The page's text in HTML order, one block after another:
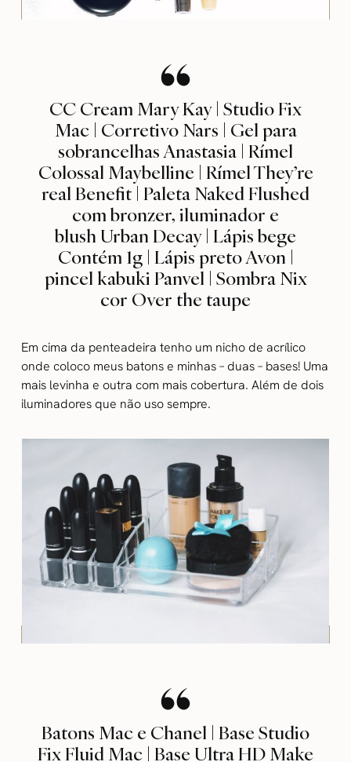
CC Cream Mary Kay | Studio Fix
Mac | Corretivo Nars | Gel para
sobrancelhas Anastasia | Rímel
Colossal Maybelline | Rímel They’re
real Benefit | Paleta Naked Flushed
com bronzer, iluminador e
blush Urban Decay | Lápis bege
Contém 1g | Lápis preto Avon |
pincel kabuki Panvel | Sombra Nix
cor Over the taupe
Em cima da penteadeira tenho um nicho de acrílico
onde coloco meus batons e minhas – duas – bases! Uma
mais levinha e outra com mais cobertura. Além de dois
iluminadores que não uso sempre.
Batons Mac e Chanel | Base Studio
Fix Fluid Mac | Base Ultra HD Make